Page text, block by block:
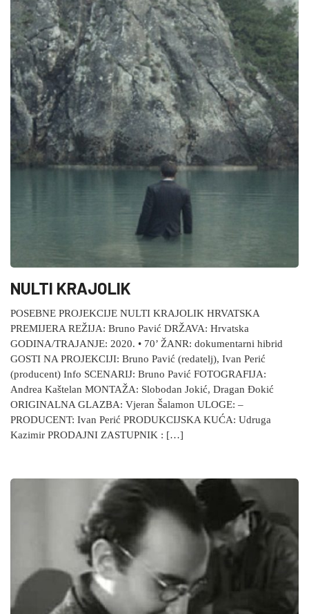
NULTI KRAJOLIK
POSEBNE PROJEKCIJE NULTI KRAJOLIK HRVATSKA
PREMIJERA REŽIJA: Bruno Pavić DRŽAVA: Hrvatska
GODINA/TRAJANJE: 2020. • 70’ ŽANR: dokumentarni hibrid
GOSTI NA PROJEKCIJI: Bruno Pavić (redatelj), Ivan Perić
(producent) Info SCENARIJ: Bruno Pavić FOTOGRAFIJA:
Andrea Kaštelan MONTAŽA: Slobodan Jokić, Dragan Đokić
ORIGINALNA GLAZBA: Vjeran Šalamon ULOGE: –
PRODUCENT: Ivan Perić PRODUKCIJSKA KUĆA: Udruga
Kazimir PRODAJNI ZASTUPNIK : […]